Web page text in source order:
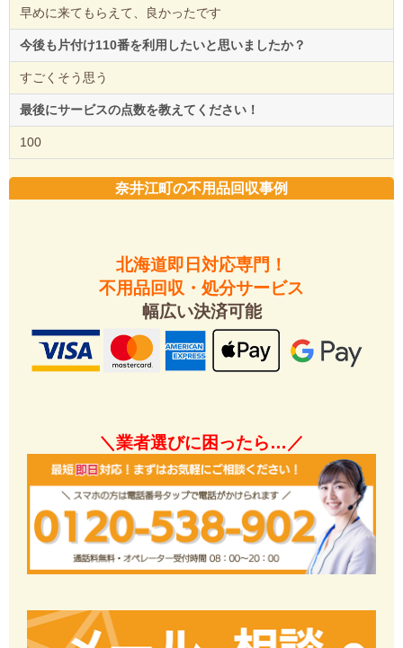
早めに来てもらえて、良かったです
今後も片付け110番を利用したいと思いましたか？
すごくそう思う
最後にサービスの点数を教えてください！
100
奈井江町の不用品回収事例
北海道即日対応専門！
不用品回収・処分サービス
幅広い決済可能
＼業者選びに困ったら…／